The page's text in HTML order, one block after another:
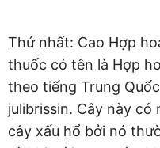
Thứ nhất: Cao Hợp
thuốc có tên là Hợp
theo tiếng Trung
julibrissin. Cây này
cây xấu hổ bởi nó